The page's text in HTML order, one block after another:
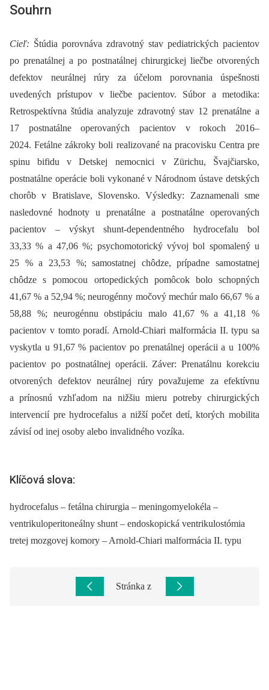
Souhrn
Cieľ: Štúdia porovnáva zdravotný stav pediatrických pacientov
po prenatálnej a po postnatálnej chirurgickej liečbe otvorených
defektov neurálnej rúry za účelom porovnania úspešnosti
uvedených prístupov v liečbe pacientov. Súbor a metodika:
Retrospektívna štúdia analyzuje zdravotný stav 12 prenatálne a
17 postnatálne operovaných pacientov v rokoch 2016–
2024. Fetálne zákroky boli realizované na pracovisku Centra pre
spinu bifidu v Detskej nemocnici v Zürichu, Švajčiarsko,
postnatálne operácie boli vykonané v Národnom ústave detských
chorôb v Bratislave, Slovensko. Výsledky: Zaznamenali sme
nasledovné hodnoty u prenatálne a postnatálne operovaných
pacientov –⁠ výskyt shunt-dependentného hydrocefalu bol
33,33 % a 47,06 %; psychomotorický vývoj bol spomalený u
25 % a 23,53 %; samostatnej chôdze, prípadne samostatnej
chôdze s pomocou ortopedických pomôcok bolo schopných
41,67 % a 52,94 %; neurogénny močový mechúr malo 66,67 % a
58,88 %; neurogénnu obstipáciu malo 41,67 % a 41,18 %
pacientov v tomto poradí. Arnold-Chiari malformácia II. typu sa
vyskytla u 91,67 % pacientov po prenatálnej operácii a u 100%
pacientov po postnatálnej operácii. Záver: Prenatálnu korekciu
otvorených defektov neurálnej rúry považujeme za efektívnu
a prínosnú vzhľadom na nižšiu mieru potreby chirurgických
intervencií pre hydrocefalus a nižší počet detí, ktorých mobilita
závisí od inej osoby alebo invalidného vozíka.
Klíčová slova:
hydrocefalus – fetálna chirurgia – meningomyelokéla –
ventrikuloperitoneálny shunt – endoskopická ventrikulostómia
tretej mozgovej komory – Arnold-Chiari malformácia II. typu
Stránka z